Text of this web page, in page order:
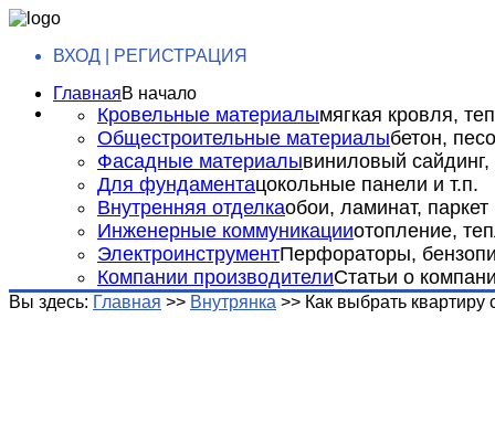
ВХОД | РЕГИСТРАЦИЯ
ГлавнаяВ начало
Кровельные материалымягкая кровля,
Общестроительные материалыбетон,
Фасадные материалывиниловый сайдинг,
Для фундаментацокольные панели и т.п.
Внутренняя отделкаобои, ламинат, паркет
Инженерные коммуникацииотопление,
ЭлектроинструментПерфораторы,
Компании производителиСтатьи о
Вы здесь: Главная >> Внутрянка >> Как выбрать квартиру